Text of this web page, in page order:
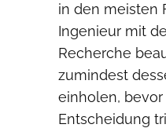
in den meisten
Ingenieur mit
Recherche
zumindest
einholen, bevor
Entscheidung